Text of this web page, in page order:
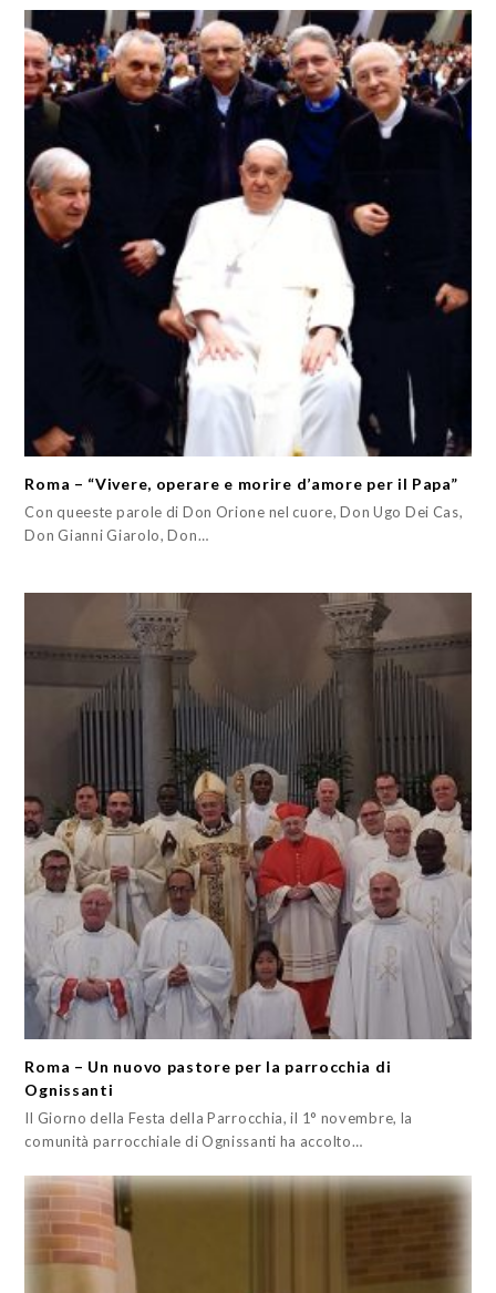
Roma – “Vivere, operare e morire d’amore per il Papa”
Con queeste parole di Don Orione nel cuore, Don Ugo Dei Cas,
Don Gianni Giarolo, Don…
Roma – Un nuovo pastore per la parrocchia di
Ognissanti
Il Giorno della Festa della Parrocchia, il 1° novembre, la
comunità parrocchiale di Ognissanti ha accolto…